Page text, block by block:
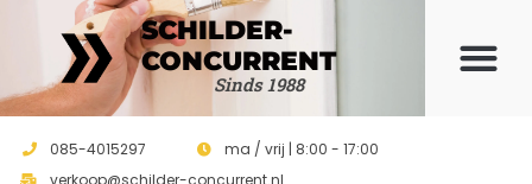
SCHILDER-
CONCURRENT
Sinds 1988
085-4015297
ma / vrij | 8:00 - 17:00
verkoop@schilder-concurrent.nl